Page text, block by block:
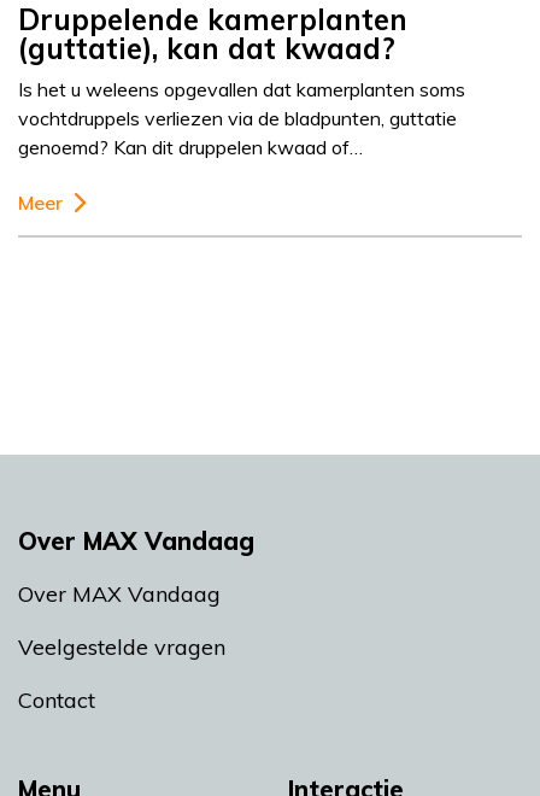
Druppelende kamerplanten
(guttatie), kan dat kwaad?
Is het u weleens opgevallen dat kamerplanten soms
vochtdruppels verliezen via de bladpunten, guttatie
genoemd? Kan dit druppelen kwaad of…
Meer
Menu Interactie
Over MAX Vandaag
Over MAX Vandaag
Veelgestelde vragen
Contact